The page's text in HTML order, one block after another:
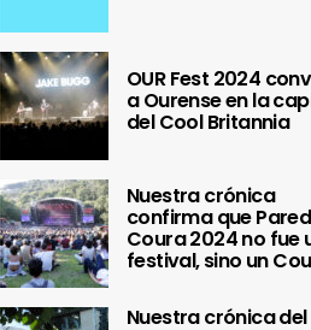
OUR Fest 2024
a Ourense en la
del Cool Britannia
Nuestra crónica
confirma que
Coura 2024 no fue
festival, sino un
Nuestra crónica del